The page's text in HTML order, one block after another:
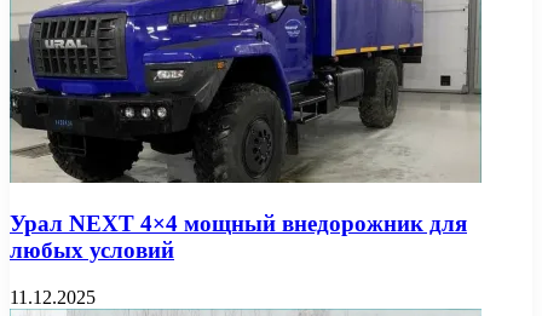
Урал NEXT 4×4 мощный внедорожник для
любых условий
11.12.2025